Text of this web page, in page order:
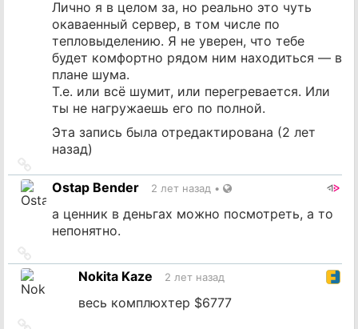
Лично я в целом за, но реально это чуть
окаваенный сервер, в том числе по
тепловыделению. Я не уверен, что тебе
будет комфортно рядом ним находиться — в
плане шума.
Т.е. или всё шумит, или перегревается. Или
ты не нагружаешь его по полной.
Эта запись была отредактирована (2 лет
назад)
на
источник
Ostap Bender 2 лет назад •
а ценник в деньгах можно посмотреть, а то
непонятно.
на
источникNokita Kaze 2 лет назад
весь комплюхтер $6777